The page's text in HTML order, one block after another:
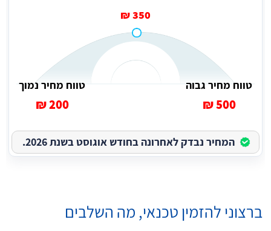
350 ₪
טווח מחיר גבוה
500 ₪
טווח מחיר נמוך
200 ₪
המחיר נבדק לאחרונה בחודש אוגוסט בשנת 2026.
ברצוני להזמין טכנאי, מה השלבים